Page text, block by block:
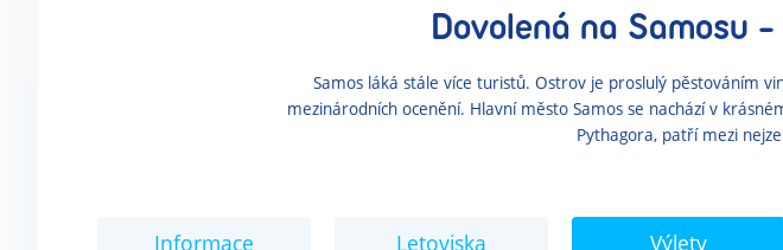
Dovolená na Samosu -
Samos láká stále více turistů. Ostrov je proslulý pěstováním
mezinárodních ocenění. Hlavní město Samos se nachází v
Pythagora, patří mezi
Informace Letoviska Výlety